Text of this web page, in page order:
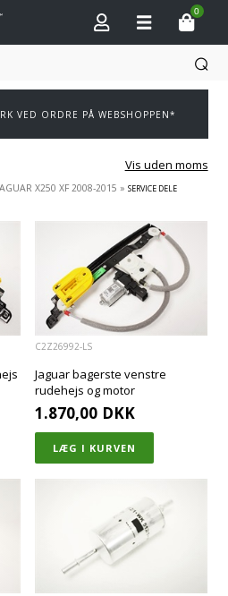
0
VED ORDRE PÅ WEBSHOPPEN*
X250 XF 2008-2015 » SERVICE DELE
Vis uden moms
C2Z26992-LS
Jaguar bagerste venstre
rudehejs og motor
1.870,00 DKK